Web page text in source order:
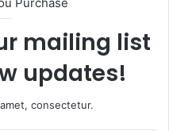
Purchase
mailing list
updates!
consectetur.